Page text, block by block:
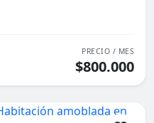
PRECIO / MES
$800.000